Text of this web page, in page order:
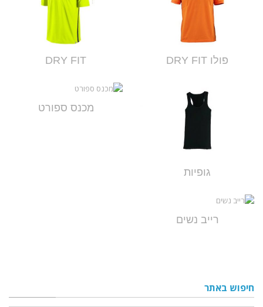
פולו DRY FIT DRY FIT
גופיות
מכנס ספורט
רייב נשים
חיפוש באתר